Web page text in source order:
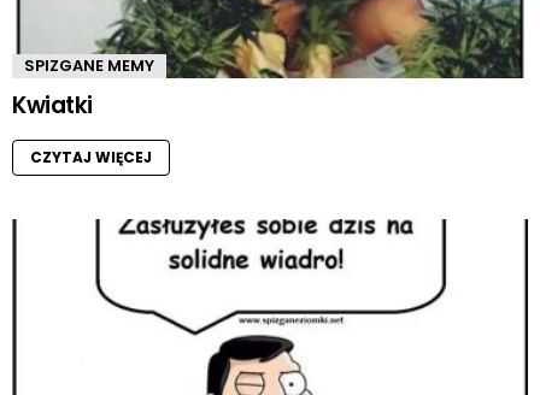
SPIZGANE MEMY
Kwiatki
CZYTAJ WIĘCEJ